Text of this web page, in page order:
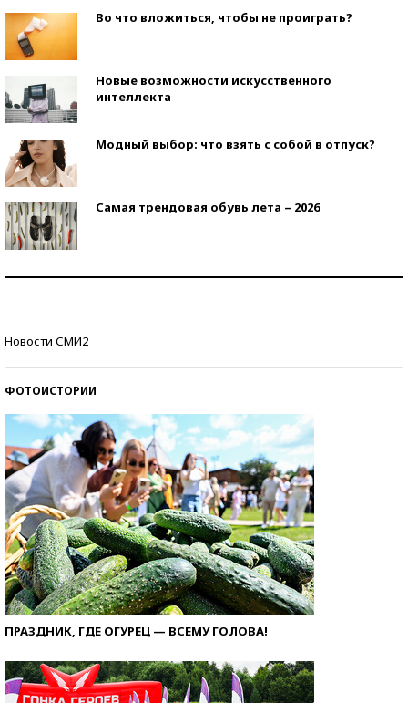
Во что вложиться, чтобы не проиграть?
Новые возможности искусственного
интеллекта
Модный выбор: что взять с собой в отпуск?
Самая трендовая обувь лета – 2026
Новости СМИ2
ФОТОИСТОРИИ
ПРАЗДНИК, ГДЕ ОГУРЕЦ — ВСЕМУ ГОЛОВА!